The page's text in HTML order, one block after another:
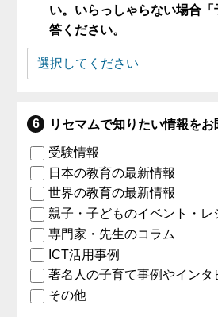
い。いらっしゃらない場合「
答ください。
リセマムで知りたい情報をお
受験情報
日本の教育の最新情報
世界の教育の最新情報
親子・子どものイベント・レ
専門家・先生のコラム
ICT活用事例
著名人の子育て事例やインタ
その他